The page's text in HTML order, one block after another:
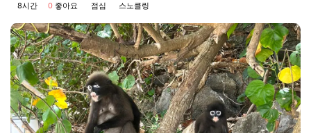
8시간 0 좋아요 점심 스노클링